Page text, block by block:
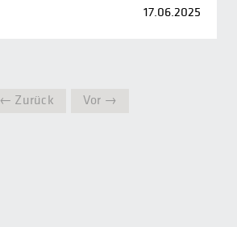
17.06.2025
← Zurück Vor →